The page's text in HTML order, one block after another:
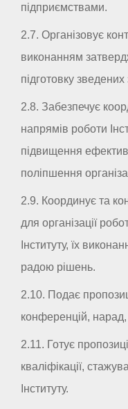
підприємствами.
2.7. Організовує
виконанням
підготовку зведених
2.8. Забезпечує
напрямів роботи
підвищення
поліпшення
2.9. Координує та
для організації
Інституту, їх
радою рішень.
2.10. Подає
конференцій, нарад,
2.11. Готує
кваліфікації,
Інституту.